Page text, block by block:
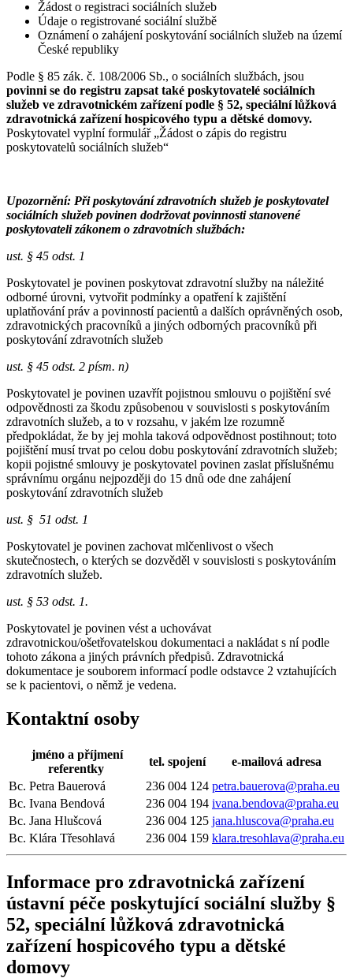
Žádost o registraci sociálních služeb
Údaje o registrované sociální službě
Oznámení o zahájení poskytování sociálních služeb na území
České republiky
Podle § 85 zák. č. 108/2006 Sb., o sociálních službách, jsou
povinni se do registru zapsat také poskytovatelé sociálních
služeb ve zdravotnickém zařízení podle § 52, speciální lůžková
zdravotnická zařízení hospicového typu a dětské domovy.
Poskytovatel vyplní formulář „Žádost o zápis do registru
poskytovatelů sociálních služeb“
Upozornění: Při poskytování zdravotních služeb je poskytovatel
sociálních služeb povinen dodržovat povinnosti stanovené
poskytovatelizákonem o zdravotních službách:
ust. § 45 odst. 1
Poskytovatel je povinen poskytovat zdravotní služby na náležité
odborné úrovni, vytvořit podmínky a opatření k zajištění
uplatňování práv a povinností pacientů a dalších oprávněných osob,
zdravotnických pracovníků a jiných odborných pracovníků při
poskytování zdravotních služeb
ust. § 45 odst. 2 písm. n)
Poskytovatel je povinen uzavřít pojistnou smlouvu o pojištění své
odpovědnosti za škodu způsobenou v souvislosti s poskytováním
zdravotních služeb, a to v rozsahu, v jakém lze rozumně
předpokládat, že by jej mohla taková odpovědnost postihnout; toto
pojištění musí trvat po celou dobu poskytování zdravotních služeb;
kopii pojistné smlouvy je poskytovatel povinen zaslat příslušnému
správnímu orgánu nejpozději do 15 dnů ode dne zahájení
poskytování zdravotních služeb
ust. § 51 odst. 1
Poskytovatel je povinen zachovat mlčenlivost o všech
skutečnostech, o kterých se dozvěděl v souvislosti s poskytováním
zdravotních služeb.
ust. § 53 odst. 1.
Poskytovatel je povinen vést a uchovávat
zdravotnickou/ošetřovatelskou dokumentaci a nakládat s ní podle
tohoto zákona a jiných právních předpisů. Zdravotnická
dokumentace je souborem informací podle odstavce 2 vztahujících
se k pacientovi, o němž je vedena.
Kontaktní osoby
jméno a příjmení
referentky
tel. spojení
e-mailová adresa
Bc. Petra Bauerová
236 004 124 petra.bauerova@praha.eu
Bc. Ivana Bendová
236 004 194 ivana.bendova@praha.eu
Bc. Jana Hlušcová
236 004 125 jana.hluscova@praha.eu
Bc. Klára Třesohlavá
236 004 159 klara.tresohlava@praha.eu
Informace pro zdravotnická zařízení
ústavní péče poskytující sociální služby §
52, speciální lůžková zdravotnická
zařízení hospicového typu a dětské
domovy